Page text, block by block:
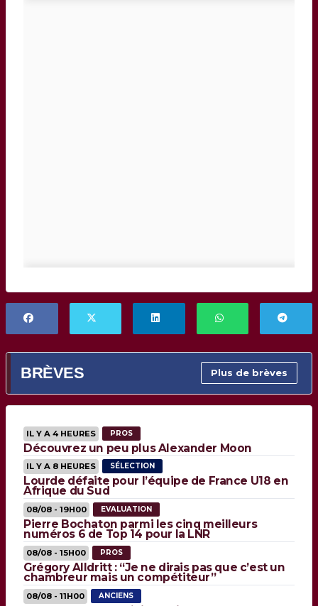
BRÈVES Plus de brèves
IL Y A 4 HEURES PROS
Découvrez un peu plus Alexander Moon
IL Y A 8 HEURES SÉLECTION
Lourde défaite pour l’équipe de France U18 en
Afrique du Sud
08/08 - 19H00 EVALUATION
Pierre Bochaton parmi les cinq meilleurs
numéros 6 de Top 14 pour la LNR
08/08 - 15H00 PROS
Grégory Alldritt : “Je ne dirais pas que c’est un
chambreur mais un compétiteur”
08/08 - 11H00 ANCIENS